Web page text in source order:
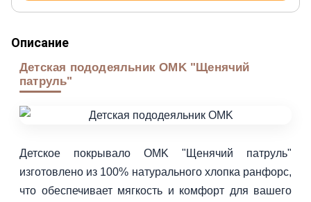
Описание
Детская пододеяльник OMK "Щенячий
патруль"
Детское покрывало OMK "Щенячий патруль"
изготовлено из 100% натурального хлопка ранфорс,
что обеспечивает мягкость и комфорт для вашего